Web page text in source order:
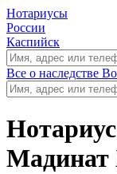
Нотариусы
России
Каспийск
Все о наследстве
Нотариус
Мадинат